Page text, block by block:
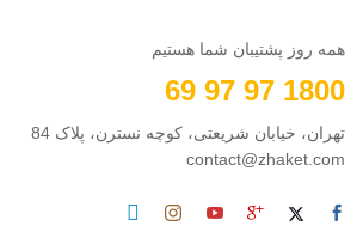
همه روز پشتیبان شما هستیم
1800 97 97 69
تهران، خیابان شریعتی، کوچه نسترن، پلاک 84
contact@zhaket.com